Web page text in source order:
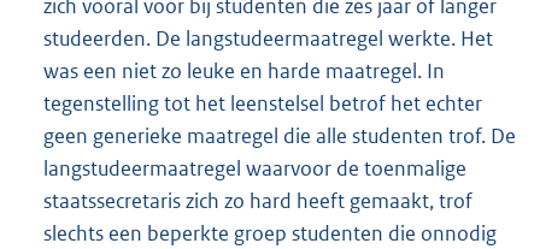
zich vooral voor bij studenten die zes jaar of langer
studeerden. De langstudeermaatregel werkte. Het
was een niet zo leuke en harde maatregel. In
tegenstelling tot het leenstelsel betrof het echter
geen generieke maatregel die alle studenten trof. De
langstudeermaatregel waarvoor de toenmalige
staatssecretaris zich zo hard heeft gemaakt, trof
slechts een beperkte groep studenten die onnodig